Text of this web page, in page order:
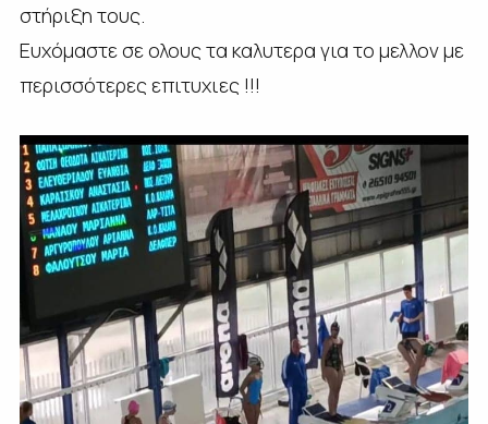
στήριξη τους.
Ευχόμαστε σε ολους τα καλυτερα για το μελλον με
περισσότερες επιτυχιες !!!